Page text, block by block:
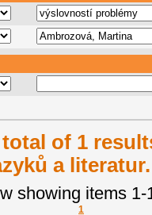
of 1
a
showing items 1-
1